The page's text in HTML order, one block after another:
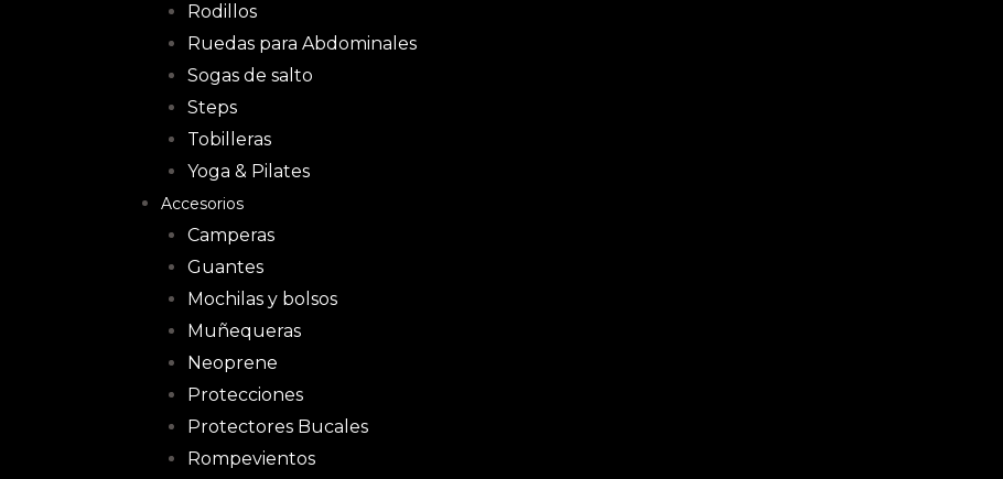
Rodillos
Ruedas para Abdominales
Sogas de salto
Steps
Tobilleras
Yoga & Pilates
Accesorios
Camperas
Guantes
Mochilas y bolsos
Muñequeras
Neoprene
Protecciones
Protectores Bucales
Rompevientos